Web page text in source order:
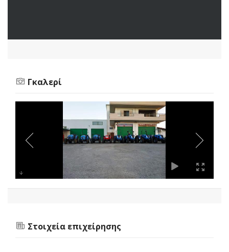
Γκαλερί
Στοιχεία επιχείρησης